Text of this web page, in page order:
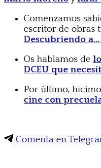
Comenzamos
escritor de obras
Descubriendo
Os hablamos de
DCEU que
Por último,
cine con
Comenta en